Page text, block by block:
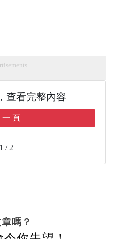
查看完整內容
一 頁
1 / 2
嗎？